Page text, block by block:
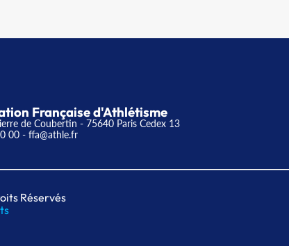
Française d'Athlétisme
de Coubertin - 75640 Paris Cedex 13
00 - ffa@athle.fr
Réservés